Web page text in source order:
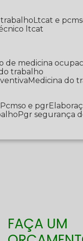
trabalho Ltcat e
ltcat
de medicina
do trabalho
Medicina do
Pcmso e pgr
Pgr segurança
FAÇA UM